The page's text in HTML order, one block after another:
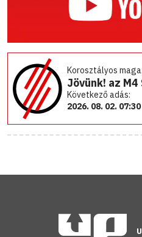
Korosztályos
Jövünk! az M4
Következő adás:
2026. 08. 02. 07:30